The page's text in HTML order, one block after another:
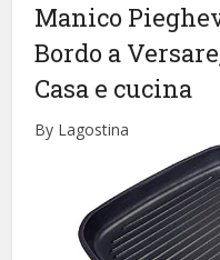
Manico
Bordo a
Casa e cucina
By Lagostina